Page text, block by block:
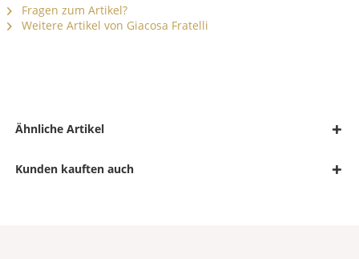
Fragen zum Artikel?
Weitere Artikel von Giacosa Fratelli
Ähnliche Artikel
Kunden kauften auch